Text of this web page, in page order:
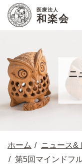
医療法人
和楽会
ニ
ホーム
ニュース&
第5回マインドフ